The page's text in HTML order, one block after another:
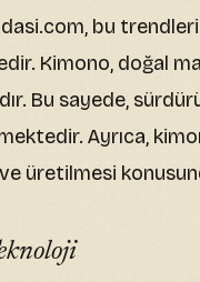
bu
Kimono, doğal
Bu sayede,
Ayrıca,
üretilmesi